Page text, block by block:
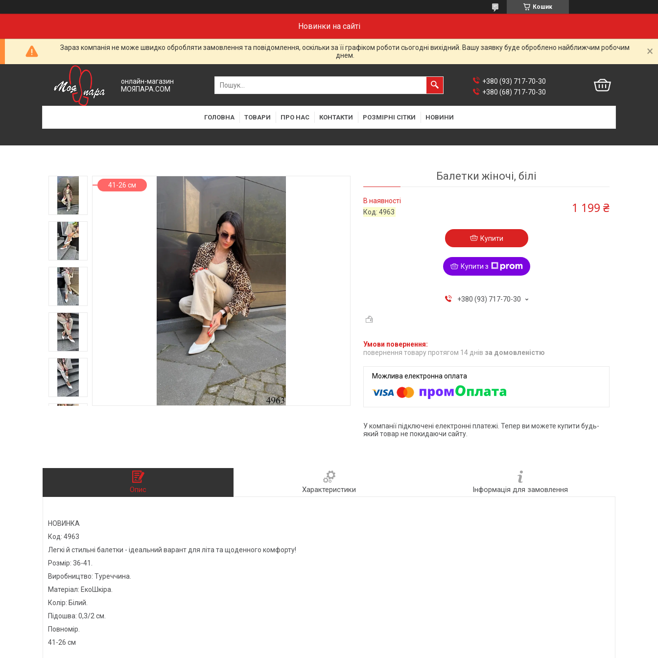
Кошик
Новинки на сайті
Зараз компанія не може швидко обробляти замовлення та повідомлення, оскільки за її графіком роботи сьогодні вихідний. Вашу заявку буде оброблено найближчим робочим
днем.
онлайн-магазин
МОЯПАРА.COM
+380 (93) 717-70-30
+380 (68) 717-70-30
ГОЛОВНА ТОВАРИ ПРО НАС КОНТАКТИ РОЗМІРНІ СІТКИ НОВИНИ
41-26 см
Балетки жіночі, білі
В наявності
Код:4963 1 199 ₴
Купити
Купити з
+380 (93) 717-70-30
повернення товару протягом 14 днів за домовленістю
У компанії підключені електронні платежі. Тепер ви можете купити будь-
який товар не покидаючи сайту.
Опис Характеристики Інформація для замовлення
НОВИНКА
Код: 4963
Легкі й стильні балетки - ідеальний варант для літа та щоденного комфорту!
Розмір: 36-41.
Виробництво: Туреччина.
Матеріал: ЕкоШкіра.
Колір: Білий.
Підошва: 0,3/2 см.
Повномір.
41-26 см